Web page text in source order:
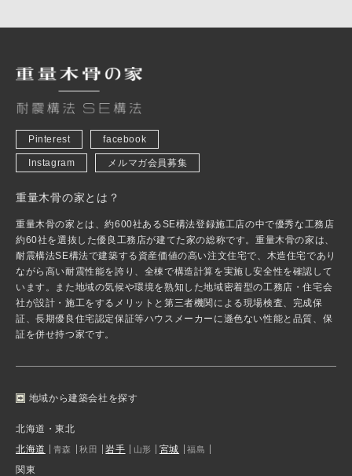
Pinterest facebook
Instagram メルマガ会員募集
重量木骨の家とは？
重量木骨の家とは、約600社あるSE構法登録施工店の中で優秀な工務店
約60社を選抜した優良工務店が建てた家の総称です。重量木骨の家は、
耐震構法SE構法で建築する資産価値の高い注文住宅で、木造住宅であり
ながら高い耐震性能を誇り、全棟で構造計算を実施し安全性を確認して
います。また地域の気候や環境を熟知した地域密着型の工務店・住宅会
社が設計・施工をするメリットと第三者機関による現場検査、完成保
証、長期優良住宅認定保証等ハウスメーカーに遜色ない性能と品質、保
証を併せ持つ家です。
地域から建築会社を探す
北海道・東北
北海道
青森 秋田 岩手 山形 宮城 福島
関東